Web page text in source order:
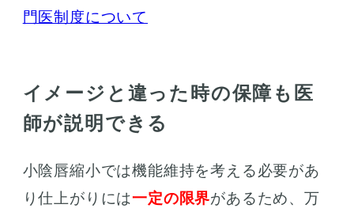
門医制度について
イメージと違った時の保障も医
師が説明できる
小陰唇縮小では機能維持を考える必要があ
り仕上がりには一定の限界があるため、万